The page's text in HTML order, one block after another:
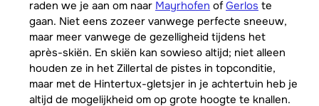
raden we je aan om naar Mayrhofen ofGerlos te
gaan. Niet eens zozeer vanwege perfecte sneeuw,
maar meer vanwege de gezelligheid tijdens het
après-skiën. En skiën kan sowieso altijd; niet alleen
houden ze in het Zillertal de pistes in topconditie,
maar met de Hintertux-gletsjer in je achtertuin heb je
altijd de mogelijkheid om op grote hoogte te knallen.